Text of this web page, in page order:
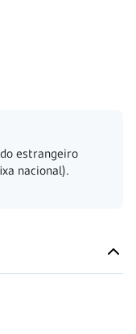
estrangeiro
nacional).